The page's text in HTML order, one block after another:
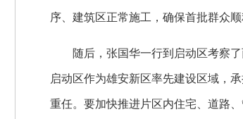
序、建筑区正常施工，确保首批群众顺
随后，张国华一行到启动区考察了
启动区作为雄安新区率先建设区域，
重任。要加快推进片区内住宅、道路